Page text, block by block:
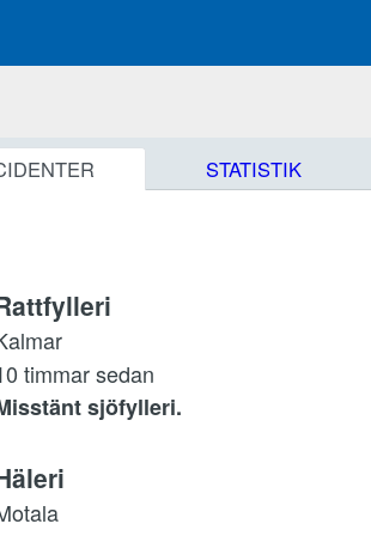
STATISTIK
timmar sedan
sjöfylleri.